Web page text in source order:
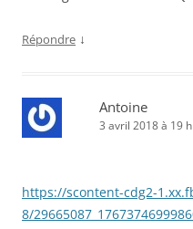
Répondre ↓
Antoine
3 avril 2018 à 19
https://scontent-cdg2-
8/